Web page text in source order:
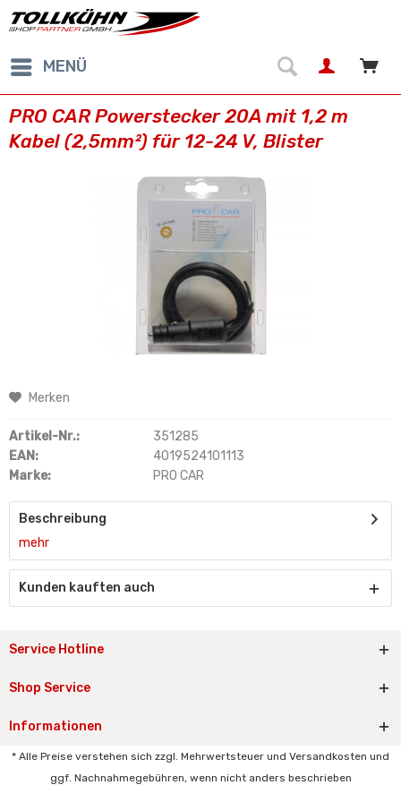
MENÜ
PRO CAR Powerstecker 20A mit 1,2 m
Kabel (2,5mm²) für 12-24 V, Blister
Merken
Artikel-Nr.:
351285
EAN:
4019524101113
Marke:
PRO CAR
Beschreibung
mehr
Kunden kauften auch
Service Hotline
Shop Service
Informationen
* Alle Preise verstehen sich zzgl. Mehrwertsteuer und Versandkosten und
ggf. Nachnahmegebühren, wenn nicht anders beschrieben